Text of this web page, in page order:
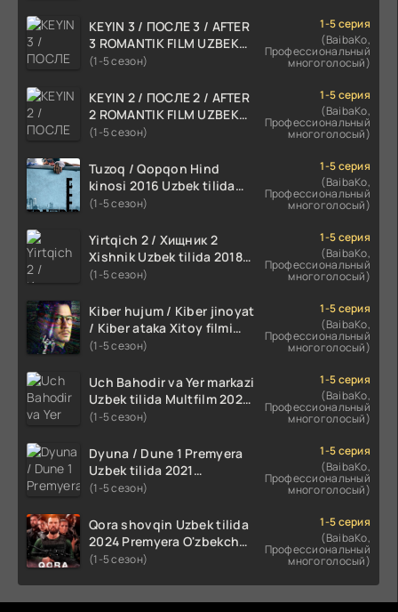
KEYIN 3 / ПОСЛЕ 3 / AFTER
3 ROMANTIK FILM UZBEK
TILIDA 2021 TARJIMA FILM
(1-5 сезон)
1-5 серия
(BaibaKo,
Профессиональный
многоголосый)
KEYIN 2 / ПОСЛЕ 2 / AFTER
2 ROMANTIK FILM UZBEK
TILIDA 2020 TARJIMA FILM
(1-5 сезон)
1-5 серия
(BaibaKo,
Профессиональный
многоголосый)
Tuzoq / Qopqon Hind
kinosi 2016 Uzbek tilida
tarjima film HD
(1-5 сезон)
1-5 серия
(BaibaKo,
Профессиональный
многоголосый)
Yirtqich 2 / Хищник 2
Xishnik Uzbek tilida 2018-
2024 O'zbekcha tarjima
(1-5 сезон)
1-5 серия
(BaibaKo,
Профессиональный
многоголосый)
Kiber hujum / Kiber jinoyat
/ Kiber ataka Xitoy filmi
Uzbek tilida O'zbekcha
HD skachat
(1-5 сезон)
1-5 серия
(BaibaKo,
Профессиональный
многоголосый)
Uch Bahodir va Yer markazi
Uzbek tilida Multfilm 2025
tarjima HD skachat
(1-5 сезон)
1-5 серия
(BaibaKo,
Профессиональный
многоголосый)
Dyuna / Dune 1 Premyera
Uzbek tilida 2021
O'zbekcha tarjima kino HD
(1-5 сезон)
1-5 серия
(BaibaKo,
Профессиональный
многоголосый)
Qora shovqin Uzbek tilida
2024 Premyera O'zbekcha
tarjima kino HD skachat
(1-5 сезон)
1-5 серия
(BaibaKo,
Профессиональный
многоголосый)